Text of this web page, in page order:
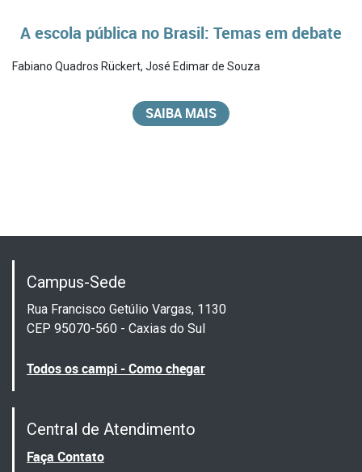
A escola pública no Brasil: Temas em debate
Fabiano Quadros Rückert, José Edimar de Souza
SAIBA MAIS
Campus-Sede
Rua Francisco Getúlio Vargas, 1130
CEP 95070-560 - Caxias do Sul
Todos os campi - Como chegar
Central de Atendimento
Faça Contato